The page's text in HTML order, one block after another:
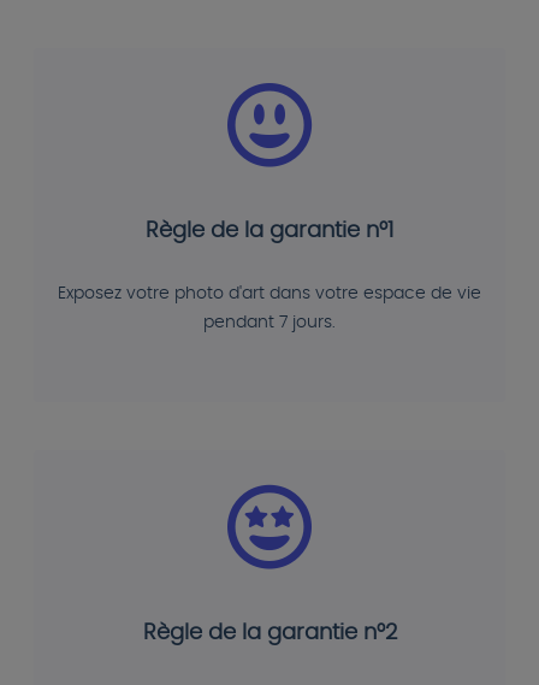
Règle de la garantie n°1
Exposez votre photo d'art dans votre espace de vie
pendant 7 jours.
Règle de la garantie n°2